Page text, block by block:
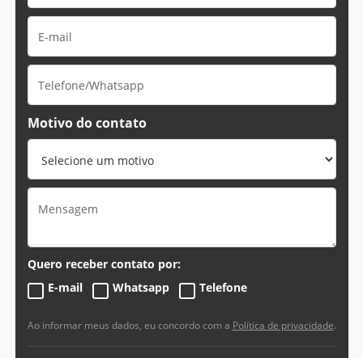
Motivo do contato
Quero receber contato por:
E-mail
Whatsapp Telefone
Ao informar meus dados, eu concordo com a Política de privacidade.